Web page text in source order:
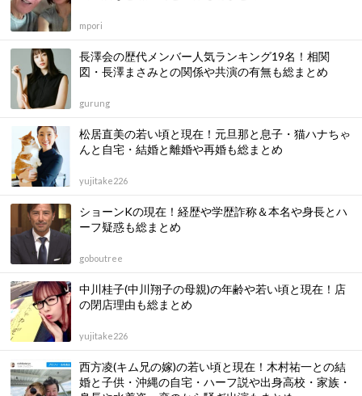
mpori
長澤会の歴代メンバー人気ランキング19名！相関
図・長澤まさみとの関係や共演の有無も総まとめ
gurung
松居直美の若い頃と現在！元旦那と息子・猫ハナちゃ
んと自宅・結婚と離婚や再婚も総まとめ
yujitake226
ショーンKの現在！経歴や学歴詐称＆本名や身長とハ
ーフ疑惑も総まとめ
goboutree
中川桂子(中川翔子の母親)の年齢や若い頃と現在！店
の閉店理由も総まとめ
yujitake226
西方凌(キム兄の嫁)の若い頃と現在！木村祐一との結
婚と子供・沖縄の自宅・ハーフ説や出身高校・家族・